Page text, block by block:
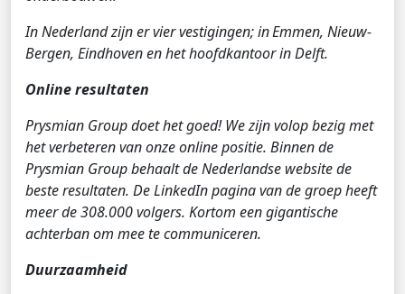
In Nederland zijn er vier vestigingen; in Emmen, Nieuw-
Bergen, Eindhoven en het hoofdkantoor in Delft.
Online resultaten
Prysmian Group doet het goed! We zijn volop bezig met
het verbeteren van onze online positie. Binnen de
Prysmian Group behaalt de Nederlandse website de
beste resultaten. De LinkedIn pagina van de groep heeft
meer de 308.000 volgers. Kortom een gigantische
achterban om mee te communiceren.
Duurzaamheid